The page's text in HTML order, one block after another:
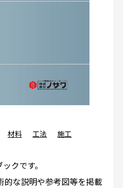
材料 工法
施工
クです。
的な説明や参考図等を掲載